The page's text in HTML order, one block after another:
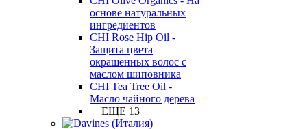
основе натуральных
ингредиентов
CHI Rose Hip Oil -
Защита цвета
окрашенных волос с
маслом шиповника
CHI Tea Tree Oil -
Масло чайного дерева
+ ЕЩЕ 13